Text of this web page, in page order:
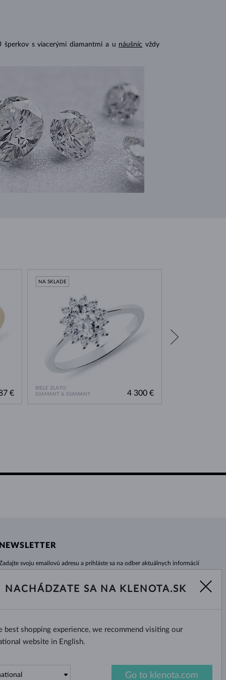
šperkov s viacerými diamantmi a u náušníc vždy
€
BIELE ZLATO
DIAMANT & DIAMANT
NA SKLADE
4 300 €
NEWSLETTER
svoju emailovú adresu a prihláste sa na odber aktuálnych informácií
Žiadna novinka, akcia či zľava Vám už neunikne!
Áno, chcem dostávať zaujímavé novinky na e-mail.
NACHÁDZATE SA NA KLENOTA.SK
best shopping experience, we recommend visiting our
website in English.
Go to klenota.com